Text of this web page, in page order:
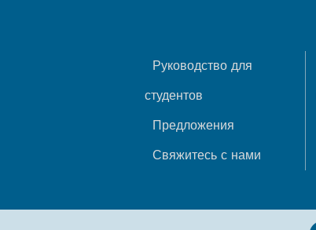
Руководство для
студентов
Предложения
Свяжитесь с нами